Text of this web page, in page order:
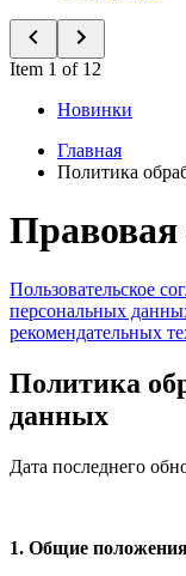
Item 1 of 12
Новинки
Главная
Политика
Пользовательское
персональных
рекомендательных
Политика
данных
Дата последнего
1. Общие